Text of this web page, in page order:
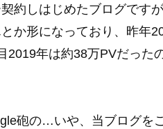
約しはじめたブログです
か形になっており、昨年
2019年は約38万PVだっ
砲の…いや、当ブログを